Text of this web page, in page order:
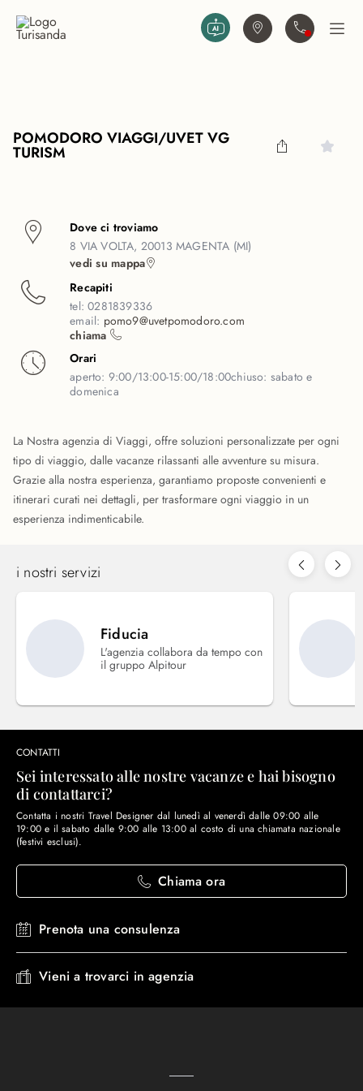
Trova agenziaContattaciApri
POMODORO VIAGGI/UVET VG
TURISM
Dove ci troviamo
8 VIA VOLTA, 20013 MAGENTA (MI)
vedi su mappa
Recapiti
tel:0281839336
email: pomo9@uvetpomodoro.com
chiama
Orari
aperto: 9:00/13:00-15:00/18:00chiuso: sabato e
domenica
La Nostra agenzia di Viaggi, offre soluzioni personalizzate per ogni
tipo di viaggio, dalle vacanze rilassanti alle avventure su misura.
Grazie alla nostra esperienza, garantiamo proposte convenienti e
itinerari curati nei dettagli, per trasformare ogni viaggio in un
esperienza indimenticabile.
i nostri servizi
Fiducia
L'agenzia collabora da tempo con
il gruppo Alpitour
CONTATTI
Sei interessato alle nostre vacanze e hai bisogno
di contattarci?
Contatta i nostri Travel Designer dal lunedì al venerdì dalle 09:00 alle
19:00 e il sabato dalle 9:00 alle 13:00 al costo di una chiamata nazionale
(festivi esclusi).
Chiama ora
Prenota una consulenza
Vieni a trovarci in agenzia